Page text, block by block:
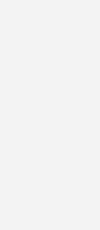
wurde das Thema
aufgenommen. Weitere
Raumakustik, der